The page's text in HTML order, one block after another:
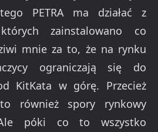
PETRA ma działać z
zainstalowano co
mnie za to, że na rynku
ograniczają się do
KitKata w górę. Przecież
również spory rynkowy
póki co to wszystko